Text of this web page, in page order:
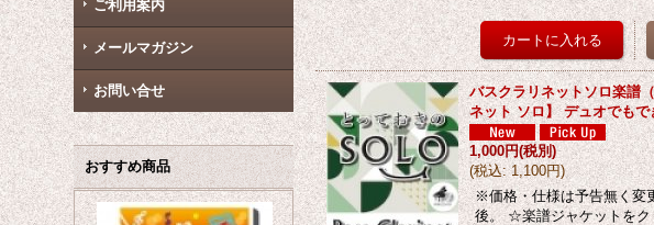
ご利用案内
メールマガジン
お問い合せ
おすすめ商品
バスクラリネットソロ楽譜
ネット ソロ】 デュオでも
1,000円(税別)
(税込: 1,100円)
※価格・仕様は予告無く変
後。 ☆楽譜ジャケットをク